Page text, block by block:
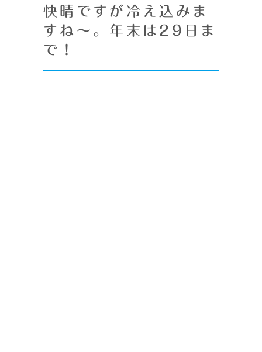
快晴ですが冷え込みま
すね～。年末は29日ま
で！